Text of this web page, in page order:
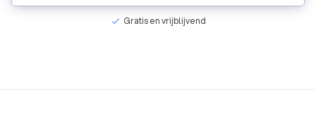
check Gratis en vrijblijvend